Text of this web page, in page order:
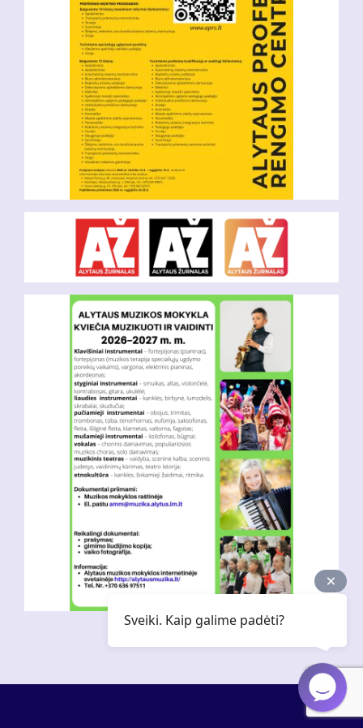
Sveiki. Kaip galime padėti?